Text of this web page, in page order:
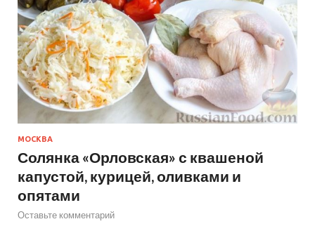
МОСКВА
Солянка «Орловская» с квашеной
капустой, курицей, оливками и
опятами
Оставьте комментарий